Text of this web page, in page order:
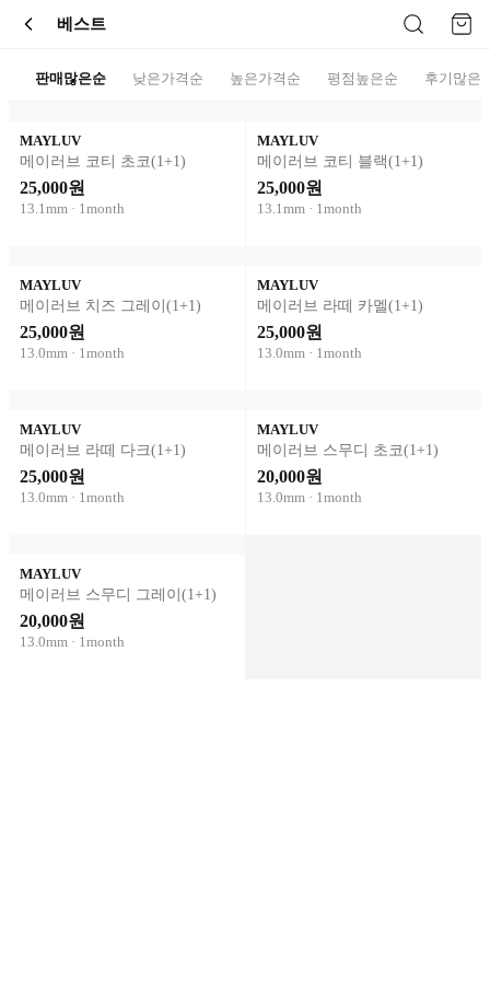
베스트
판매많은순 낮은가격순 높은가격순 평점높은순 후기많은
MAYLUV
메이러브 코티 초코(1+1)
25,000원
13.1mm · 1month
MAYLUV
메이러브 코티 블랙(1+1)
25,000원
13.1mm · 1month
MAYLUV
메이러브 치즈 그레이(1+1)
25,000원
13.0mm · 1month
MAYLUV
메이러브 라떼 카멜(1+1)
25,000원
13.0mm · 1month
MAYLUV
메이러브 라떼 다크(1+1)
25,000원
13.0mm · 1month
MAYLUV
메이러브 스무디 초코(1+1)
20,000원
13.0mm · 1month
MAYLUV
메이러브 스무디 그레이(1+1)
20,000원
13.0mm · 1month